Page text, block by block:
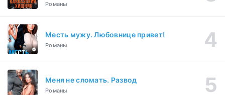
Романы
Месть мужу. Любовнице привет!
Романы
Меня не сломать. Развод
Романы